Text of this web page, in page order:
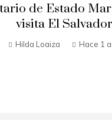
de Estado
visita El Salvador
Hilda Loaiza Hace 1